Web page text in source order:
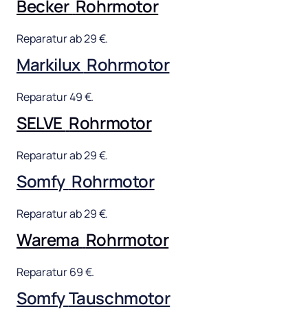
Becker Rohrmotor
Reparatur ab 29 €.
Markilux Rohrmotor
Reparatur 49 €.
SELVE Rohrmotor
Reparatur ab 29 €.
Somfy Rohrmotor
Reparatur ab 29 €.
Warema Rohrmotor
Reparatur 69 €.
Somfy Tauschmotor